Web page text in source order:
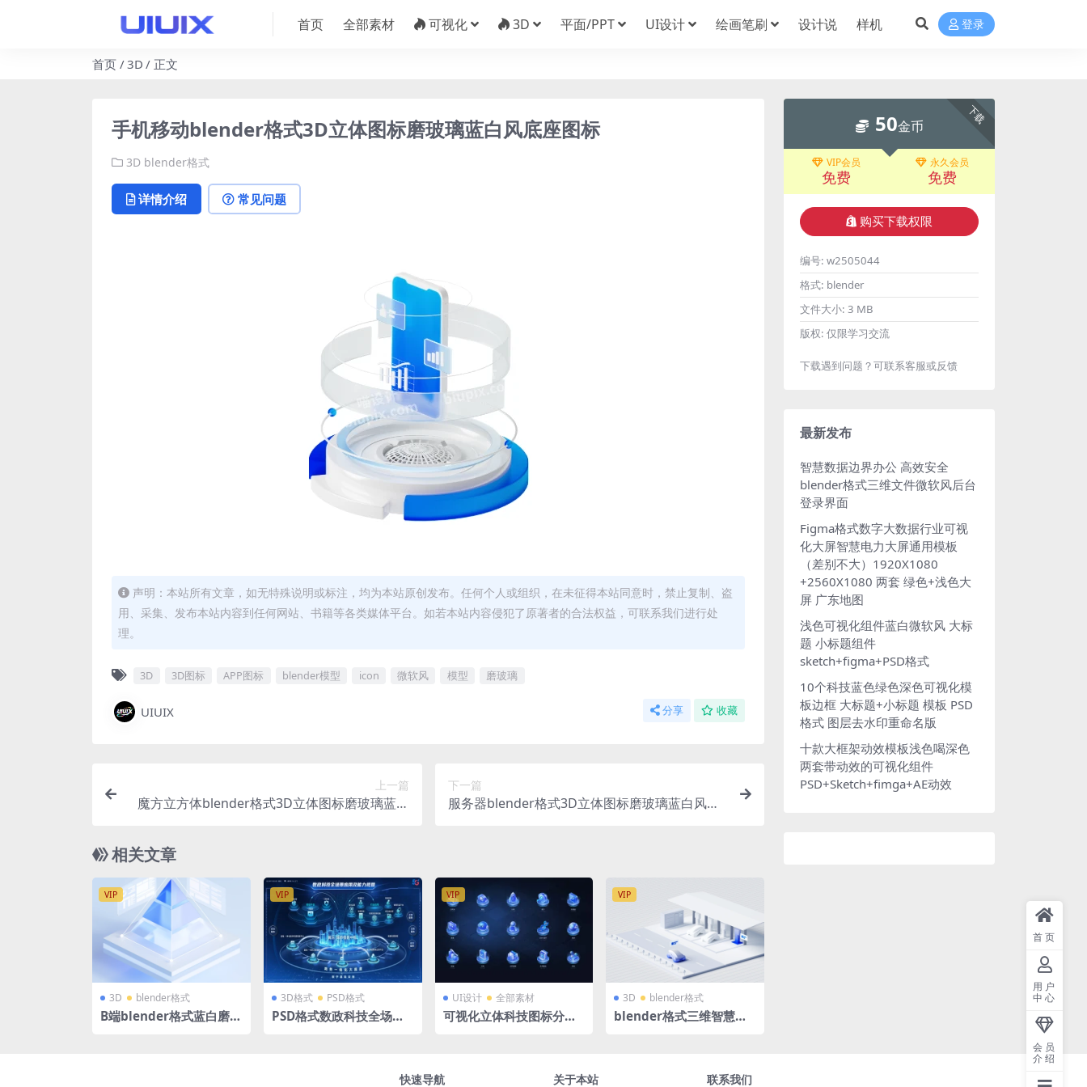
首页 全部素材 可视化 3D 平面/PPT UI设计 绘画笔刷 设计说 样机 登录
首页 3D 正文
手机移动blender格式3D立体图标磨玻璃蓝白风底座图标
3D blender格式
详情介绍 常见问题
声明：本站所有文章，如无特殊说明或标注，均为本站原创发布。任何个人或组织，在未征得本站同意时，禁止复制、盗
用、采集、发布本站内容到任何网站、书籍等各类媒体平台。如若本站内容侵犯了原著者的合法权益，可联系我们进行处
理。
3D 3D图标 APP图标 blender模型 icon 微软风 模型 磨玻璃
UIUIX 分享 收藏
上一篇
魔方立方体blender格式3D立体图标磨玻璃蓝白
下一篇
服务器blender格式3D立体图标磨玻璃蓝白风底
相关文章
VIP
3D blender格式
B端blender格式蓝白磨玻
VIP
3D格式 PSD格式
PSD格式数政科技全场景
VIP
UI设计 全部素材
可视化立体科技图标分层
VIP
3D blender格式
blender格式三维智慧新
下载
50金币
VIP会员
免费
永久会员
免费
购买下载权限
编号: w2505044
格式: blender
文件大小: 3 MB
版权: 仅限学习交流
下载遇到问题？可联系客服或反馈
最新发布
智慧数据边界办公 高效安全
blender格式三维文件微软风后台
登录界面
Figma格式数字大数据行业可视
化大屏智慧电力大屏通用模板
（差别不大）1920X1080
+2560X1080 两套 绿色+浅色大
屏 广东地图
浅色可视化组件蓝白微软风 大标
题 小标题组件
sketch+figma+PSD格式
10个科技蓝色绿色深色可视化模
板边框 大标题+小标题 模板 PSD
格式 图层去水印重命名版
十款大框架动效模板浅色喝深色
两套带动效的可视化组件
PSD+Sketch+fimga+AE动效
快速导航 关于本站 联系我们
首页
用户
中心
会员
介绍